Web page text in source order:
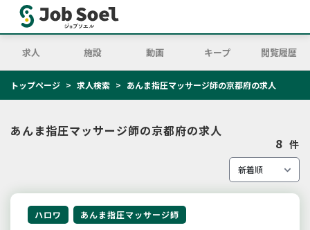
求人 施設 動画 キープ 閲覧履歴
トップページ 求人検索 あんま指圧マッサージ師の京都府の求人
あんま指圧マッサージ師の京都府の求人
8 件
ハロワ あんま指圧マッサージ師